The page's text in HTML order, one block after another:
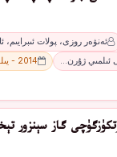
ئەنۋەر روزى، پولات
ئىلمىي ژۇرن…
2014 - يىللىق
گاز سېنزور